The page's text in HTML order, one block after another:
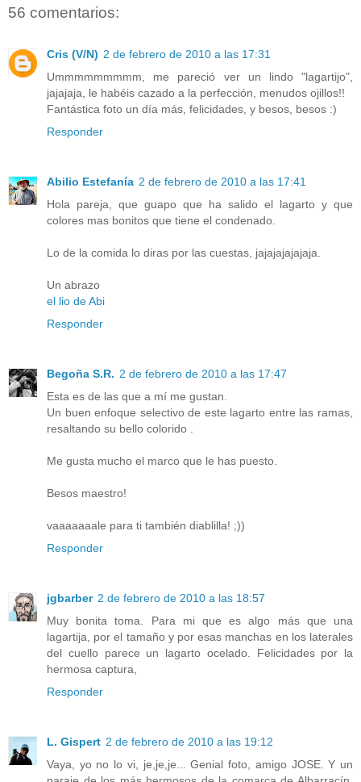
56 comentarios:
Cris (V/N) 2 de febrero de 2010 a las 17:31
Ummmmmmmmm, me pareció ver un lindo "lagartijo",
jajajaja, le habéis cazado a la perfección, menudos ojillos!!
Fantástica foto un día más, felicidades, y besos, besos :)
Responder
Abilio Estefanía 2 de febrero de 2010 a las 17:41
Hola pareja, que guapo que ha salido el lagarto y que
colores mas bonitos que tiene el condenado.
Lo de la comida lo diras por las cuestas, jajajajajajaja.
Un abrazo
el lio de Abi
Responder
Begoña S.R. 2 de febrero de 2010 a las 17:47
Esta es de las que a mí me gustan.
Un buen enfoque selectivo de este lagarto entre las ramas,
resaltando su bello colorido .
Me gusta mucho el marco que le has puesto.
Besos maestro!
vaaaaaaale para ti también diablilla! ;))
Responder
jgbarber 2 de febrero de 2010 a las 18:57
Muy bonita toma. Para mi que es algo más que una
lagartija, por el tamaño y por esas manchas en los laterales
del cuello parece un lagarto ocelado. Felicidades por la
hermosa captura,
Responder
L. Gispert 2 de febrero de 2010 a las 19:12
Vaya, yo no lo vi, je,je,je... Genial foto, amigo JOSE. Y un